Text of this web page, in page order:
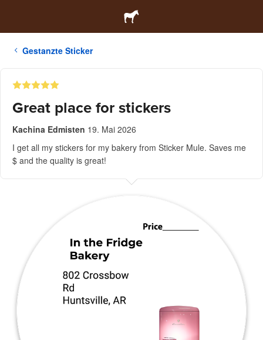
Gestanzte Sticker
Great place for stickers
Kachina Edmisten 19. Mai 2026
I get all my stickers for my bakery from Sticker Mule. Saves me
$ and the quality is great!